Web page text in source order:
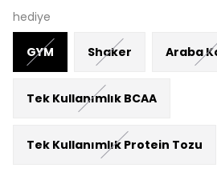
hediye
GYM Shaker Araba
Tek Kullanımlık BCAA
Tek Kullanımlık Protein Tozu